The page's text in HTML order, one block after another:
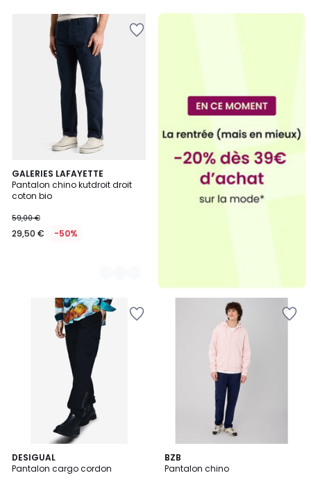
GALERIES LAFAYETTE
Pantalon chino kutdroit droit
coton bio
59,00 €
29,50 € -50%
2
Couleurs
DESIGUAL
Pantalon cargo cordon
BZB
Pantalon chino
3
Couleurs